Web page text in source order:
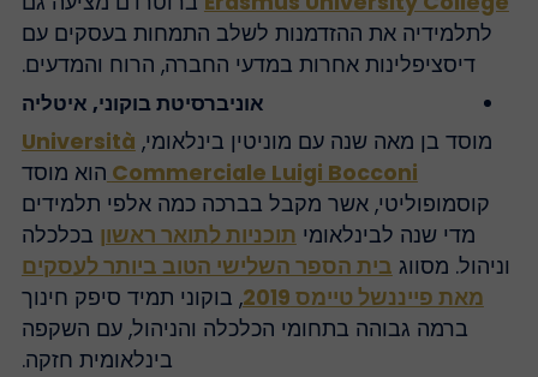
לתלמידיה את ההזדמנות לשלב התמחות בעסקים עם
דיסציפלינות אחרות במדעי החברה, הרוח והמדעים.
אוניברסיטת בוקוני, איטליה
מוסד בן מאה שנה עם מוניטין בינלאומי,Università
Commerciale Luigi Bocconiהוא מוסד
קוסמופוליטי, אשר מקבל בברכה כמה אלפי תלמידים
מדי שנה לבינלאומיתוכניות לתואר ראשוןבכלכלה
וניהול. מסווגבית הספר השלישי הטוב ביותר לעסקים
מאת פייננשל טיימס 2019
, בוקוני תמיד סיפק חינוך
ברמה גבוהה בתחומי הכלכלה והניהול, עם השקפה
בינלאומית חזקה.